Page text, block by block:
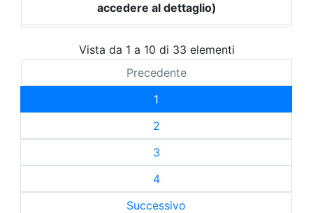
accedere al dettaglio)
Vista da 1 a 10 di 33 elementi
Precedente
1
2
3
4
Successivo